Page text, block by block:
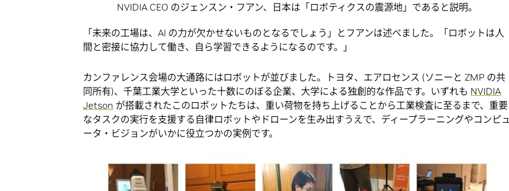
NVIDIA CEO のジェンスン・フアン、日本は「ロボティクスの震源地」であると説明。
「未来の工場は、AI の力が欠かせないものとなるでしょう」とフアンは述べました。「ロボットは人
間と密接に協力して働き、自ら学習できるようになるのです。」
カンファレンス会場の大通路にはロボットが並びました。トヨタ、エアロセンス (ソニーと ZMP の共
同所有)、千葉工業大学といった十数にのぼる企業、大学による独創的な作品です。いずれも NVIDIA
Jetson が搭載されたこのロボットたちは、重い荷物を持ち上げることから工業検査に至るまで、重要
なタスクの実行を支援する自律ロボットやドローンを生み出すうえで、ディープラーニングやコンピュ
ータ・ビジョンがいかに役立つかの実例です。